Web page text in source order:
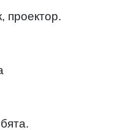
проектор.